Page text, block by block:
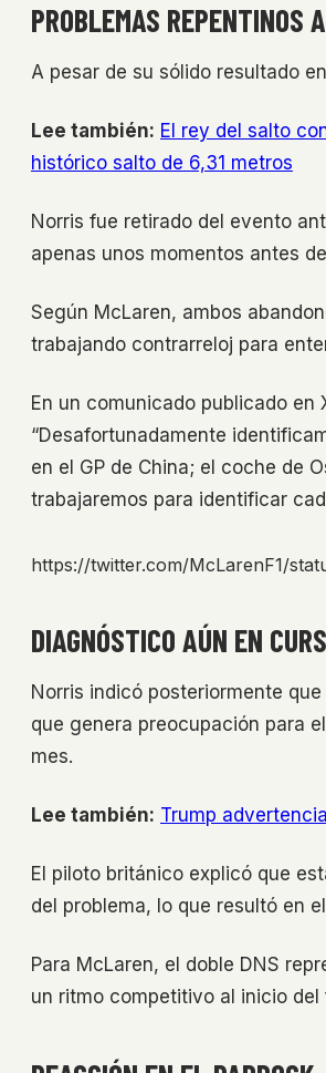
PROBLEMAS REPENTINOS
A pesar de su sólido resultado
Lee también: El rey del salto
histórico salto de 6,31 metros
Norris fue retirado del evento
apenas unos momentos antes
Según McLaren, ambos
trabajando contrarreloj para
En un comunicado publicado en
“Desafortunadamente
en el GP de China; el coche de
trabajaremos para identificar
https://twitter.com/McLarenF1/
DIAGNÓSTICO AÚN EN
Norris indicó posteriormente
que genera preocupación para
mes.
Lee también: Trump
El piloto británico explicó que
del problema, lo que resultó en
Para McLaren, el doble DNS
un ritmo competitivo al inicio del